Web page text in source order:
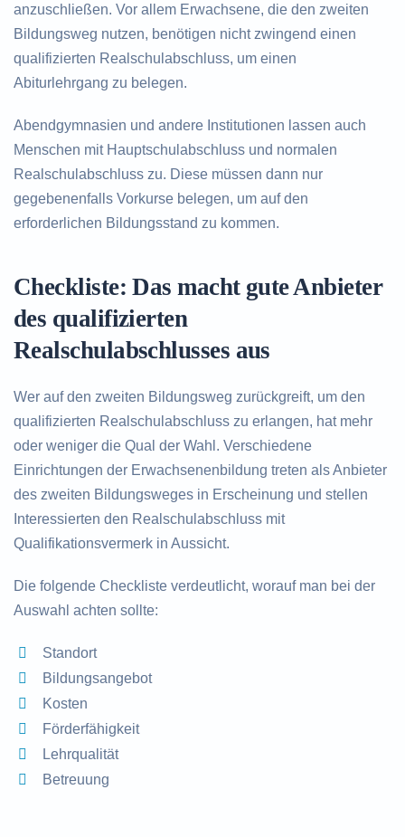
anzuschließen. Vor allem Erwachsene, die den zweiten
Bildungsweg nutzen, benötigen nicht zwingend einen
qualifizierten Realschulabschluss, um einen
Abiturlehrgang zu belegen.
Abendgymnasien und andere Institutionen lassen auch
Menschen mit Hauptschulabschluss und normalen
Realschulabschluss zu. Diese müssen dann nur
gegebenenfalls Vorkurse belegen, um auf den
erforderlichen Bildungsstand zu kommen.
Checkliste: Das macht gute Anbieter
des qualifizierten
Realschulabschlusses aus
Wer auf den zweiten Bildungsweg zurückgreift, um den
qualifizierten Realschulabschluss zu erlangen, hat mehr
oder weniger die Qual der Wahl. Verschiedene
Einrichtungen der Erwachsenenbildung treten als Anbieter
des zweiten Bildungsweges in Erscheinung und stellen
Interessierten den Realschulabschluss mit
Qualifikationsvermerk in Aussicht.
Die folgende Checkliste verdeutlicht, worauf man bei der
Auswahl achten sollte:
Standort
Bildungsangebot
Kosten
Förderfähigkeit
Lehrqualität
Betreuung